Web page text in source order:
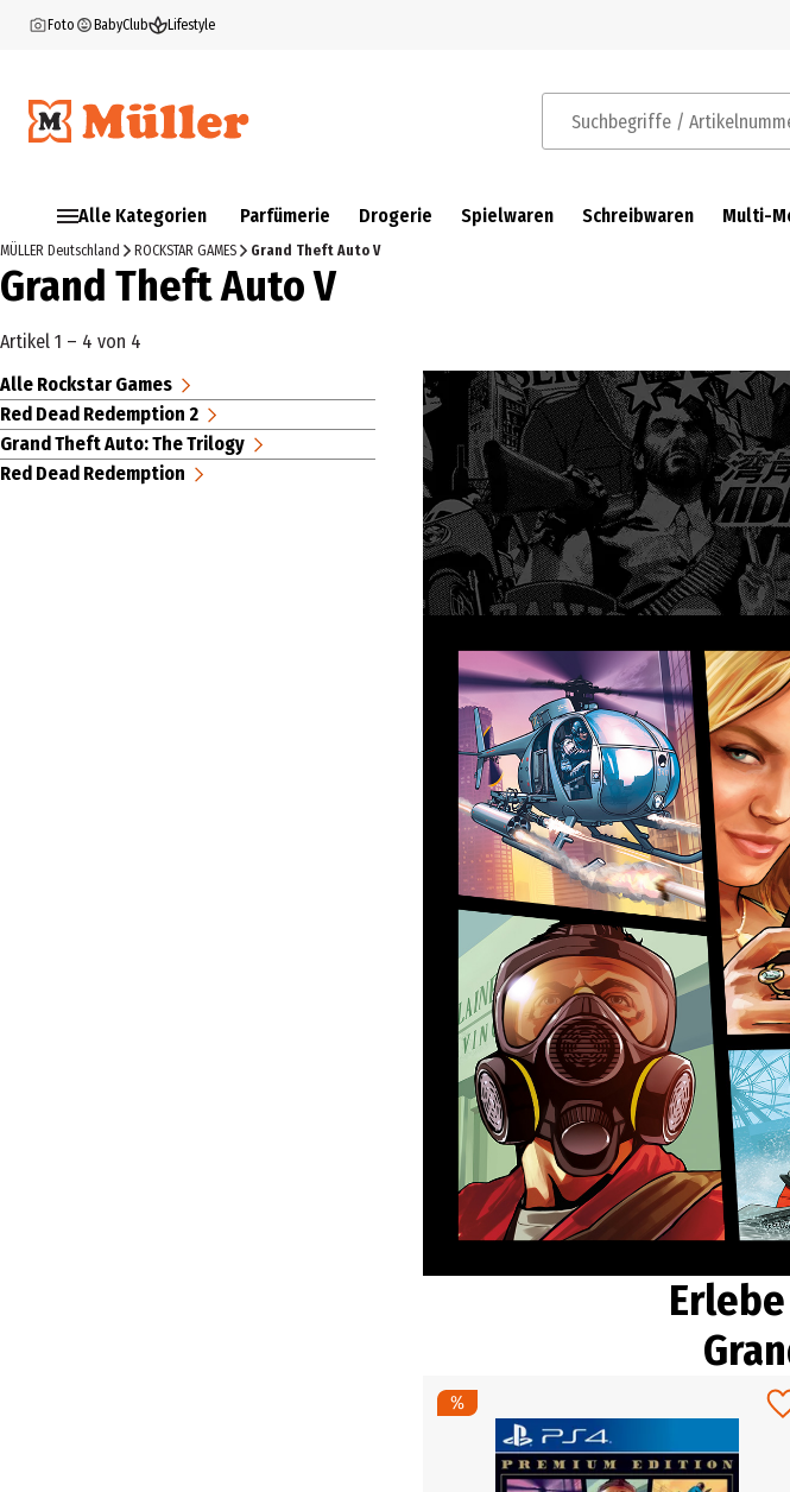
Foto BabyClub Lifestyle
Suchbegriffe / Artikelnummer
Alle Kategorien Parfümerie Drogerie Spielwaren Schreibwaren Multi-
MÜLLER Deutschland ROCKSTAR GAMES Grand Theft Auto V
Grand Theft Auto V
Artikel 1 – 4 von 4
Alle Rockstar Games
Red Dead Redemption 2
Grand Theft Auto: The Trilogy
Red Dead Redemption